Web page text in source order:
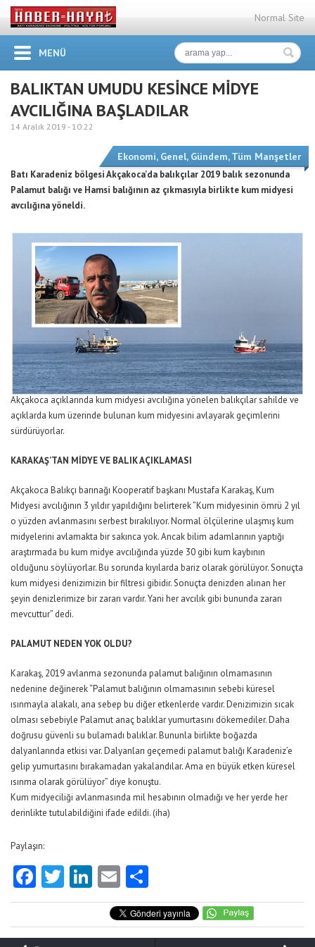
Normal Site
MENÜ
BALIKTAN UMUDU KESİNCE MİDYE
AVCILIĞINA BAŞLADILAR
14 Aralık 2019 - 10:22
Ekonomi, Genel, Gündem,Tüm Manşetler
Batı Karadeniz bölgesi Akçakoca’da balıkçılar 2019 balık sezonunda
Palamut balığı ve Hamsi balığının az çıkmasıyla birlikte kum midyesi
avcılığına yöneldi.
Akçakoca açıklarında kum midyesi avcılığına yönelen balıkçılar sahilde ve
açıklarda kum üzerinde bulunan kum midyesini avlayarak geçimlerini
sürdürüyorlar.
KARAKAŞ’TAN MİDYE VE BALIK AÇIKLAMASI
Akçakoca Balıkçı barınağı Kooperatif başkanı Mustafa Karakaş, Kum
Midyesi avcılığının 3 yıldır yapıldığını belirterek ”Kum midyesinin ömrü 2 yıl
o yüzden avlanmasını serbest bırakılıyor. Normal ölçülerine ulaşmış kum
midyelerini avlamakta bir sakınca yok. Ancak bilim adamlarının yaptığı
araştırmada bu kum midye avcılığında yüzde 30 gibi kum kaybının
olduğunu söylüyorlar. Bu sorunda kıyılarda bariz olarak görülüyor. Sonuçta
kum midyesi denizimizin bir filtresi gibidir. Sonuçta denizden alınan her
şeyin denizlerimize bir zararı vardır. Yani her avcılık gibi bununda zararı
mevcuttur” dedi.
PALAMUT NEDEN YOK OLDU?
Karakaş, 2019 avlanma sezonunda palamut balığının olmamasının
nedenine değinerek “Palamut balığının olmamasının sebebi küresel
ısınmayla alakalı, ana sebep bu diğer etkenlerde vardır. Denizimizin sıcak
olması sebebiyle Palamut anaç balıklar yumurtasını dökemediler. Daha
doğrusu güvenli su bulamadı balıklar. Bununla birlikte boğazda
dalyanlarında etkisi var. Dalyanları geçemedi palamut balığı Karadeniz’e
gelip yumurtasını bırakamadan yakalandılar. Ama en büyük etken küresel
ısınma olarak görülüyor” diye konuştu.
Kum midyeciliği avlanmasında mil hesabının olmadığı ve her yerde her
derinlikte tutulabildiğini ifade edildi. (iha)
Paylaşın:
Facebook
Twitter
LinkedIn
Email